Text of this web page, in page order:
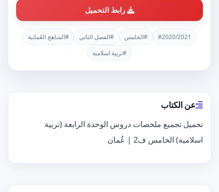
رابط التحميل
#2020/2021 #الخامس #الفصل الثاني
#المناهج العُمانية
#تربية اسلامية
عن الكتاب
تحميل تجميع ملخصات دروس الوحدة الرابعة (تربية
اسلامية) الخامس ف2 | عُمان